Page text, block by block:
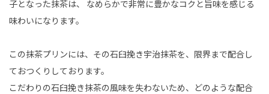
子となった抹茶は、 なめらかで非常に豊かなコクと旨味を感じる
味わいになります。
この抹茶プリンには、その石臼挽き宇治抹茶を、限界まで配合し
ておつくりしております。
こだわりの石臼挽き抹茶の風味を失わないため、どのような配合